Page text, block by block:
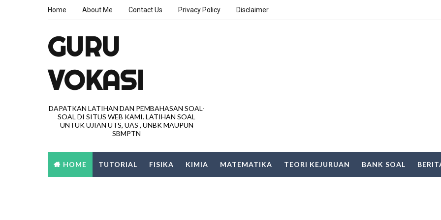
Home About Me Contact Us Privacy Policy Disclaimer
GURU
VOKASI
DAPATKAN LATIHAN DAN PEMBAHASAN SOAL-
SOAL DI SITUS WEB KAMI. LATIHAN SOAL
UNTUK UJIAN UTS, UAS , UNBK MAUPUN
SBMPTN
HOME TUTORIAL FISIKA KIMIA MATEMATIKA TEORI KEJURUAN BANK SOAL